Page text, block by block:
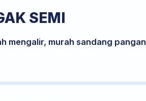
SEMI
mengalir, murah sandang pangan